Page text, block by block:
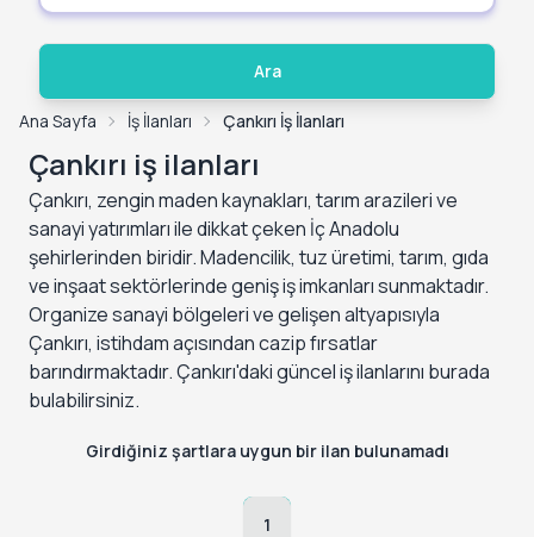
Ara
Ana Sayfa İş İlanları Çankırı İş İlanları
Çankırı iş ilanları
Çankırı, zengin maden kaynakları, tarım arazileri ve
sanayi yatırımları ile dikkat çeken İç Anadolu
şehirlerinden biridir. Madencilik, tuz üretimi, tarım, gıda
ve inşaat sektörlerinde geniş iş imkanları sunmaktadır.
Organize sanayi bölgeleri ve gelişen altyapısıyla
Çankırı, istihdam açısından cazip fırsatlar
barındırmaktadır. Çankırı'daki güncel iş ilanlarını burada
bulabilirsiniz.
Girdiğiniz şartlara uygun bir ilan bulunamadı
1